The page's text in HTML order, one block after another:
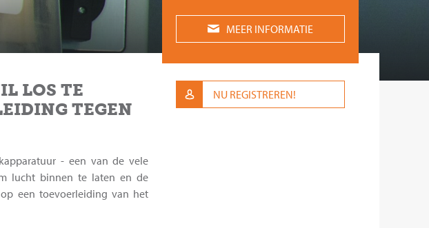
MEER INFORMATIE
NU REGISTREREN!
LOS TE
TEGEN
- een van de vele
lucht binnen te laten en de
een toevoerleiding van het